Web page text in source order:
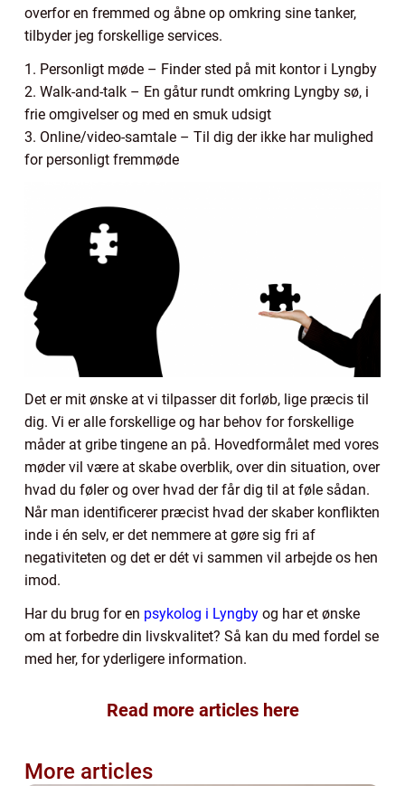
overfor en fremmed og åbne op omkring sine tanker,
tilbyder jeg forskellige services.
1. Personligt møde – Finder sted på mit kontor i Lyngby
2. Walk-and-talk – En gåtur rundt omkring Lyngby sø, i
frie omgivelser og med en smuk udsigt
3. Online/video-samtale – Til dig der ikke har mulighed
for personligt fremmøde
Det er mit ønske at vi tilpasser dit forløb, lige præcis til
dig. Vi er alle forskellige og har behov for forskellige
måder at gribe tingene an på. Hovedformålet med vores
møder vil være at skabe overblik, over din situation, over
hvad du føler og over hvad der får dig til at føle sådan.
Når man identificerer præcist hvad der skaber konflikten
inde i én selv, er det nemmere at gøre sig fri af
negativiteten og det er dét vi sammen vil arbejde os hen
imod.
Har du brug for en psykolog i Lyngby og har et ønske
om at forbedre din livskvalitet? Så kan du med fordel se
med her, for yderligere information.
Read more articles here
More articles